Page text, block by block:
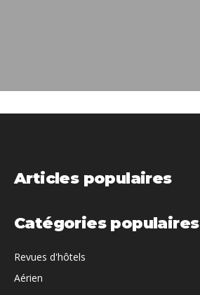
Articles populaires
Catégories populaires
Revues d'hôtels
Aérien